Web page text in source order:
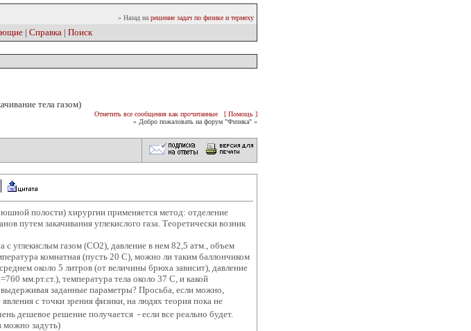
» Назад на решение задач по физике и термеху
| Справка | Поиск
тела газом)
Отметить все сообщения как прочитанные
[ Помощь ]
» Добро пожаловать на форум "Физика" «
полости) хирургии применяется метод: отделение
путем закачивания углекислого газа. Теоретически возник
с углекислым газом (СО2), давление в нем 82,5 атм., объем
комнатная (пусть 20 С), можно ли таким баллончиком
около 5 литров (от величины брюха зависит), давление
мм.рт.ст.), температура тела около 37 С, и какой
заданные параметры? Просьба, если можно,
с точки зрения физики, на людях теория пока не
дешевое решение получается - если все реально будет.
можно задуть)